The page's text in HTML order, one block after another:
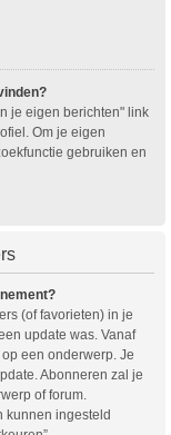
je eigen berichten" link
Om je eigen
gebruiken en
(of favorieten) in je
update was. Vanaf
een onderwerp. Je
Abonneren zal je
of forum.
kunnen ingesteld